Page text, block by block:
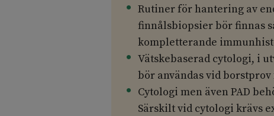
Rutiner för hantering av
finnålsbiopsier bör finnas
kompletterande
Vätskebaserad cytologi, i
bör användas vid
Cytologi men även PAD
Särskilt vid cytologi krävs